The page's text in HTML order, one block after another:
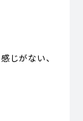
じがない、